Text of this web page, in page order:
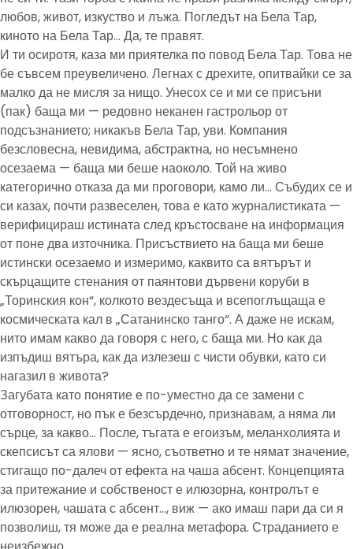
любов, живот, изкуство и лъжа. Погледът на Бела Тар,
киното на Бела Тар… Да, те правят.
И ти осиротя, каза ми приятелка по повод Бела Тар. Това не
бе съвсем преувеличено. Легнах с дрехите, опитвайки се за
малко да не мисля за нищо. Унесох се и ми се присъни
(пак) баща ми — редовно неканен гастрольор от
подсъзнанието; никакъв Бела Тар, уви. Компания
безсловесна, невидима, абстрактна, но несъмнено
осезаема — баща ми беше наоколо. Той на живо
категорично отказа да ми проговори, камо ли… Събудих се и
си казах, почти развеселен, това е като журналистиката —
верифицираш истината след кръстосване на информация
от поне два източника. Присъствието на баща ми беше
истински осезаемо и измеримо, каквито са вятърът и
скърцащите стенания от паянтови дървени коруби в
„Торинския кон“, колкото вездесъща и всепоглъщаща е
космическата кал в „Сатанинско танго“. А даже не искам,
нито имам какво да говоря с него, с баща ми. Но как да
изпъдиш вятъра, как да излезеш с чисти обувки, като си
нагазил в живота?
Загубата като понятие е по-уместно да се замени с
отговорност, но пък е безсърдечно, признавам, а няма ли
сърце, за какво… После, тъгата е егоизъм, меланхолията и
скепсисът са ялови — ясно, съответно и те нямат значение,
стигащо по-далеч от ефекта на чаша абсент. Концепцията
за притежание и собственост е илюзорна, контролът е
илюзорен, чашата с абсент…, виж — ако имаш пари да си я
позволиш, тя може да е реална метафора. Страданието е